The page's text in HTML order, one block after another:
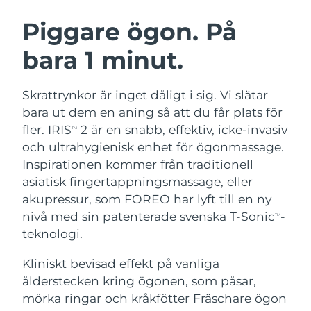
Piggare ögon. På
bara 1 minut.
Skrattrynkor är inget dåligt i sig. Vi slätar
bara ut dem en aning så att du får plats för
fler. IRISTM
2 är en snabb, effektiv, icke-invasiv
och ultrahygienisk enhet för ögonmassage.
Inspirationen kommer från traditionell
asiatisk fingertappningsmassage, eller
akupressur, som FOREO har lyft till en ny
nivå med sin patenterade svenska T-SonicTM-
teknologi.
Kliniskt bevisad effekt på vanliga
ålderstecken kring ögonen, som påsar,
mörka ringar och kråkfötter Fräschare ögon
LUNA™ 4-paket
Anti-aging massage
LUNA™ 4 Plus
Massage, LED heating
For men, anti-aging massage
BEAR™ 2-paket
Microcurrent toning
BEAR™ 2 go
Microcurrent toning on-the-go
Microcurrent line smoothing device
Återfuktning
UFO™ 3-paket
Deep facial hydration
UFO™ 3 LED
Near-infrared and red light therapy
device
Munvård
issa™ 4
Hybrid silicone sonic toothbrush
issa™ 4 plus
Smart hybrid silicone sonic toothbrush
FAQ™ ANTI-AGING-BEHANDLING
Anti-aging LED-behandlingar
Österrike Förväntad leverans
Bahrain Förväntad leverans
Belgien
Bermuda Förväntad leverans8/16/26
Bosnien och
Hercegovina
Förväntad leverans
Brunei Förväntad leverans 8/15/26
Bulgarien
Kanada Förväntad leverans
Chile Förväntad leverans 8/14/26